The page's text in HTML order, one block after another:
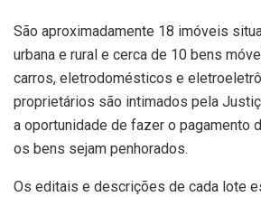
São aproximadamente 18 imóveis
urbana e rural e cerca de 10 bens
carros, eletrodomésticos e
proprietários são intimados pela
a oportunidade de fazer o pagamento
os bens sejam penhorados.
Os editais e descrições de cada lote